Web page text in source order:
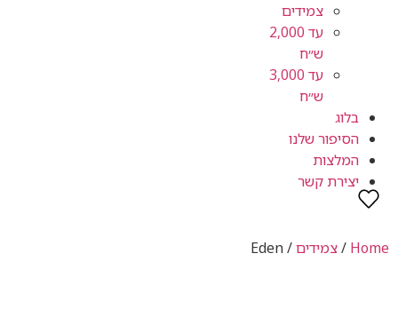
צמידים
עד 2,000
ש״ח
עד 3,000
ש״ח
בלוג
הסיפור שלנו
המלצות
יצירת קשר
Home
/צמידים/ Eden